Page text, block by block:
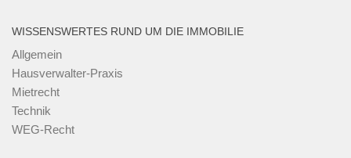
WISSENSWERTES RUND UM DIE IMMOBILIE
Allgemein
Hausverwalter-Praxis
Mietrecht
Technik
WEG-Recht